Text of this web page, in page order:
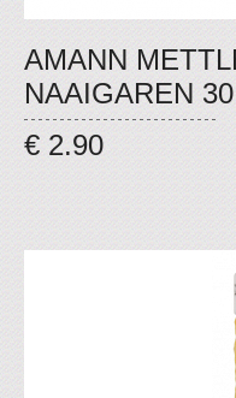
AMANN
NAAIGAREN
€ 2.90